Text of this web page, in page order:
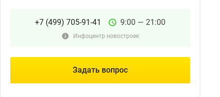
+7 (499) 705-91-41 9:00 — 21:00
Инфоцентр новостроек
Задать вопрос